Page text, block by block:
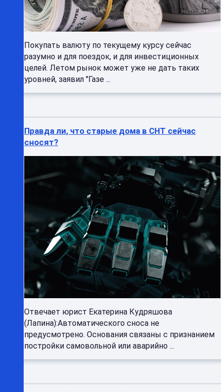
Покупать валюту по текущему курсу сейчас
разумно и для поездок, и для инвестиционных
целей. Летом рынок может уже не дать таких
уровней, заявил "Газе ...
Правда ли, что старые дома в СНТ сейчас
сносят?
Отвечает юрист Екатерина Кудряшова
(Лапина):Автоматического сноса не
предусмотрено. Основания связаны с признанием
постройки самовольной или аварийно ...